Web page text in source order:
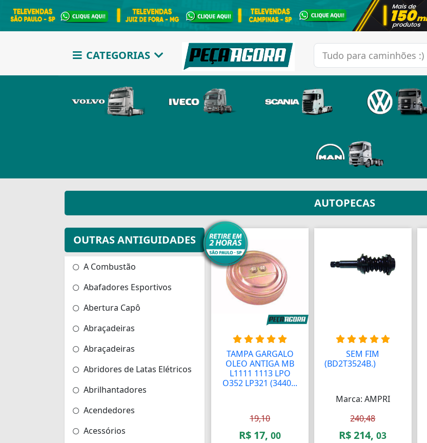
CATEGORIAS
AUTOPECAS
OUTRAS ANTIGUIDADES
A Combustão
Abafadores Esportivos
Abertura Capô
Abraçadeiras
Abraçadeiras
Abridores de Latas Elétricos
Abrilhantadores
Acendedores
Acessórios
TAMPA GARGALO
OLEO ANTIGA MB
L1111 1113 LPO
O352 LP321 (3440...
19,10
R$ 17, 00
SEM FIM
(BD2T3524B.)AAAAA
Marca: AMPRI
240,48
R$ 214,03